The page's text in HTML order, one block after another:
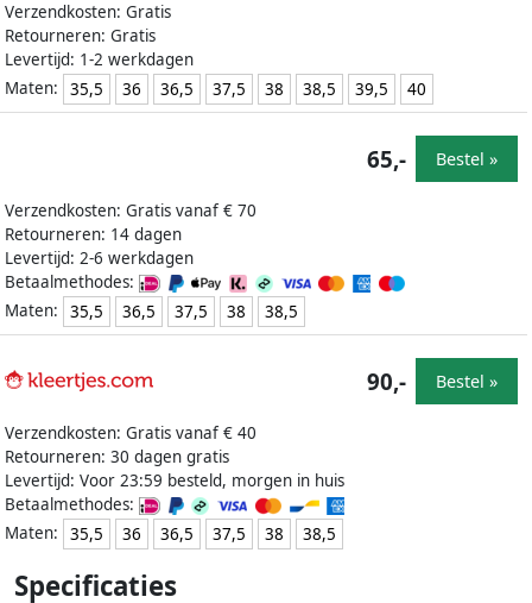
Verzendkosten: Gratis
Retourneren: Gratis
Levertijd: 1-2 werkdagen
Maten:
35,5 36 36,5 37,5 38 38,5 39,5 40
Verzendkosten: Gratis vanaf € 70
Retourneren: 14 dagen
Levertijd: 2-6 werkdagen
Betaalmethodes:
Maten:
35,5 36,5 37,5 38 38,5
65,- Bestel »
Verzendkosten: Gratis vanaf € 40
Retourneren: 30 dagen gratis
Levertijd: Voor 23:59 besteld, morgen in huis
Betaalmethodes:
Maten:
35,5 36 36,5 37,5 38 38,5
90,- Bestel »
Specificaties